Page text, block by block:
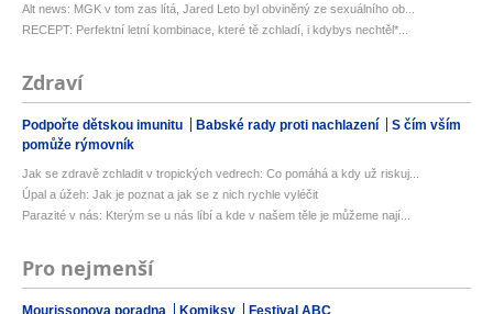
Alt news: MGK v tom zas lítá, Jared Leto byl obviněný ze sexuálního ob...
RECEPT: Perfektní letní kombinace, které tě zchladí, i kdybys nechtěl*...
Zdraví
Podpořte dětskou imunitu Babské rady proti nachlazení
S čím vším
pomůže rýmovník
Jak se zdravě zchladit v tropických vedrech: Co pomáhá a kdy už riskuj...
Úpal a úžeh: Jak je poznat a jak se z nich rychle vyléčit
Parazité v nás: Kterým se u nás líbí a kde v našem těle je můžeme nají...
Pro nejmenší
Mourissonova poradna Komiksy Festival ABC